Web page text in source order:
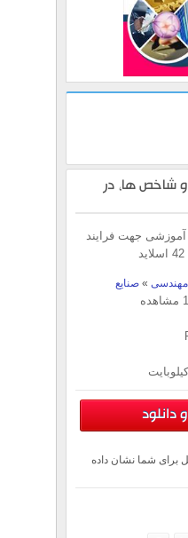
و شاخص ها، در
آموزشی جهت فرایند
» صنایع
دانلود
برای شما نشان داده